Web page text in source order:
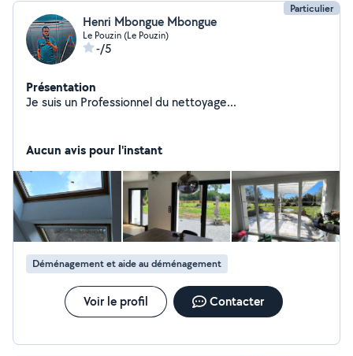
Particulier
Henri Mbongue Mbongue
Le Pouzin (Le Pouzin)
-/5
Présentation
Je suis un Professionnel du nettoyage...
Aucun avis pour l'instant
Déménagement et aide au déménagement
Voir le profil Contacter